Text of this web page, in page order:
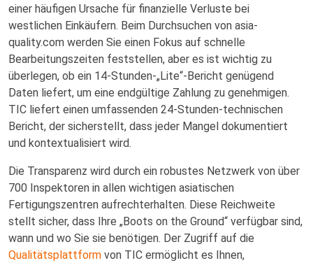
einer häufigen Ursache für finanzielle Verluste bei
westlichen Einkäufern. Beim Durchsuchen von asia-
quality.com werden Sie einen Fokus auf schnelle
Bearbeitungszeiten feststellen, aber es ist wichtig zu
überlegen, ob ein 14-Stunden-„Lite“-Bericht genügend
Daten liefert, um eine endgültige Zahlung zu genehmigen.
TIC liefert einen umfassenden 24-Stunden-technischen
Bericht, der sicherstellt, dass jeder Mangel dokumentiert
und kontextualisiert wird.
Die Transparenz wird durch ein robustes Netzwerk von über
700 Inspektoren in allen wichtigen asiatischen
Fertigungszentren aufrechterhalten. Diese Reichweite
stellt sicher, dass Ihre „Boots on the Ground“ verfügbar sind,
wann und wo Sie sie benötigen. Der Zugriff auf die
Qualitätsplattform von TIC ermöglicht es Ihnen,